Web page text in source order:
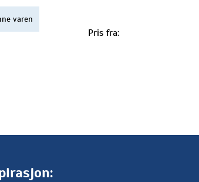
varen
Pris fra: